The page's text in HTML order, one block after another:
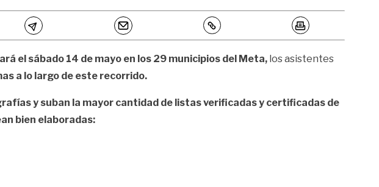
el sábado 14 de mayo en los 29 municipios del Meta, los asistentes
a lo largo de este recorrido.
y suban la mayor cantidad de listas verificadas y certificadas de
bien elaboradas: